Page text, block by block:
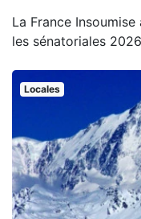
La France
les sénatoriales
Locales